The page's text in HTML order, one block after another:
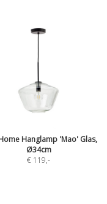
Hanglamp 'Mao' Glas,
Ø34cm
€ 119,-